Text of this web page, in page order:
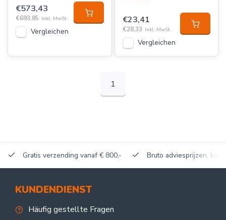
€573,43
€693,85 Inkl. MwSt.
Vergleichen
€23,41
€28,33 Inkl. MwSt.
Vergleichen
1
Gratis verzending vanaf € 800,- Bruto adviesprijzen,
KUNDENDIENST
Häufig gestellte Fragen